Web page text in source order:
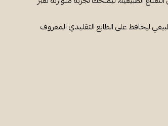
ليحافظ على الطابع التقليدي المعروف